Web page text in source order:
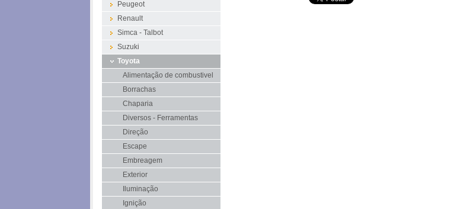
Peugeot
Renault
Simca - Talbot
Suzuki
Toyota
Alimentação de combustivel
Borrachas
Chaparia
Diversos - Ferramentas
Direção
Escape
Embreagem
Exterior
Iluminação
Ignição